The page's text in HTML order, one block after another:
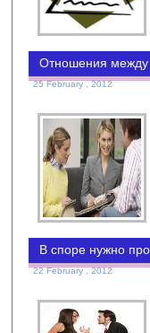
Отношения между
25 February , 2012
В споре нужно
22 February , 2012